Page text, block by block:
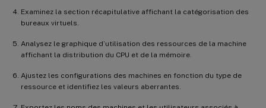
Examinez la section récapitulative affichant la catégorisation des
bureaux virtuels.
Analysez le graphique d’utilisation des ressources de la machine
affichant la distribution du CPU et de la mémoire.
Ajustez les configurations des machines en fonction du type de
ressource et identifiez les valeurs aberrantes.